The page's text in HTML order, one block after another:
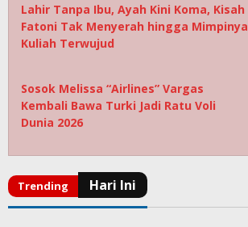
Lahir Tanpa Ibu, Ayah Kini Koma, Kisah
Fatoni Tak Menyerah hingga Mimpinya
Kuliah Terwujud
Sosok Melissa “Airlines” Vargas
Kembali Bawa Turki Jadi Ratu Voli
Dunia 2026